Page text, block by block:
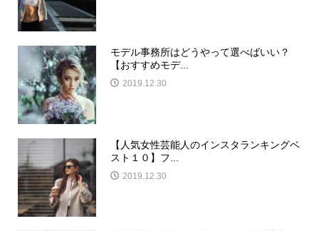
モデル事務所はどうやって選べばいい？
【おすすめモデ...
2019.12.30
【人気女性芸能人のインスタランキングベ
スト１０】フ...
2019.12.30